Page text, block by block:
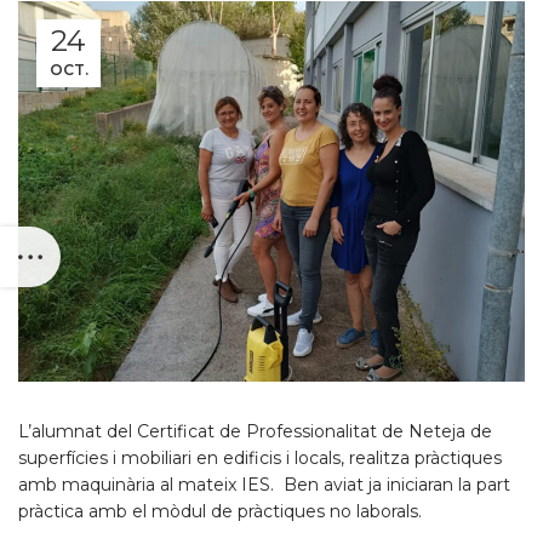
24
OCT.
L’alumnat del Certificat de Professionalitat de Neteja de
superfícies i mobiliari en edificis i locals, realitza pràctiques
amb maquinària al mateix IES. Ben aviat ja iniciaran la part
pràctica amb el mòdul de pràctiques no laborals.